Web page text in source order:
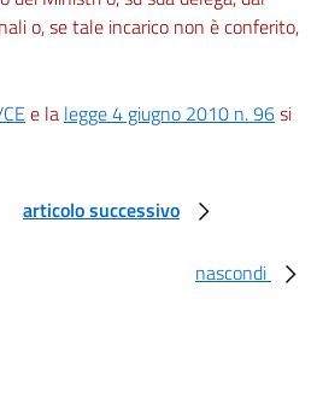
o, se tale incarico non è conferito,
e la legge 4 giugno 2010 n. 96si
articolo successivo
nascondi